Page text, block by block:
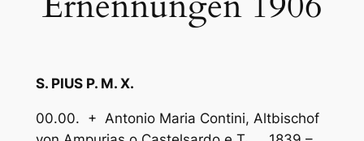
S. PIUS P. M. X.
00.00. + Antonio Maria Contini, Altbischof